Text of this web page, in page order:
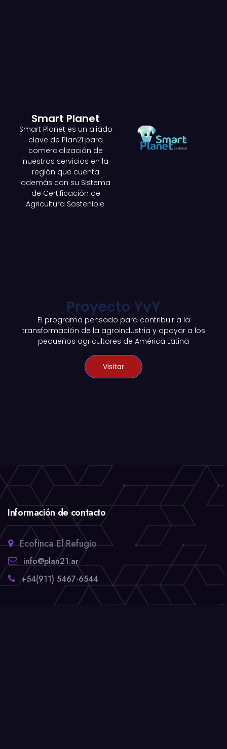
Smart Planet
Smart Planet es un aliado
clave de Plan21 para
comercialización de
nuestros servicios en la
región que cuenta
además con su Sistema
de Certificación de
Agricultura Sostenible.
Proyecto YvY
El programa pensado para contribuir a la
transformación de la agroindustria y apoyar a los
pequeños agricultores de América Latina
Visitar
Información de contacto
Ecofinca El Refugio
info@plan21.ar
+54(911) 5467-6544